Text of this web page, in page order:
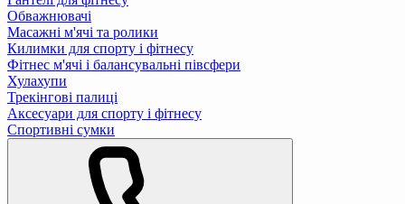
Обважнювачі
Масажні м'ячі та ролики
Килимки для спорту і фітнесу
Фітнес м'ячі і балансувальні півсфери
Хулахупи
Трекінгові палиці
Аксесуари для спорту і фітнесу
Спортивні сумки